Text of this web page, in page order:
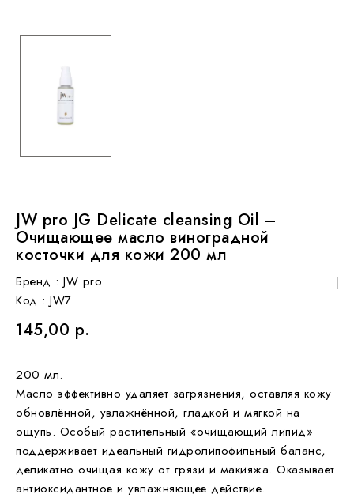
JW pro JG Delicate cleansing Oil –
Очищающее масло виноградной
косточки для кожи 200 мл
Бренд : JW pro
Код : JW7
145,00 р.
200 мл.
Масло эффективно удаляет загрязнения, оставляя кожу
обновлённой, увлажнённой, гладкой и мягкой на
ощупь. Особый растительный «очищающий липид»
поддерживает идеальный гидролипофильный баланс,
деликатно очищая кожу от грязи и макияжа. Оказывает
антиоксидантное и увлажняющее действие.